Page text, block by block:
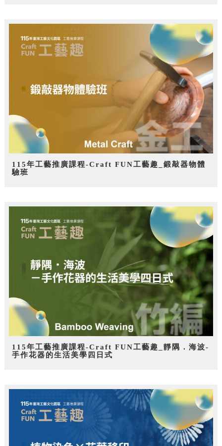
115年工藝推廣課程-Craft FUN工藝趣_鍛敲器物體
驗班
115年工藝推廣課程-Craft FUN工藝趣_靜隅．海波-
手作花器的生活美學四日式